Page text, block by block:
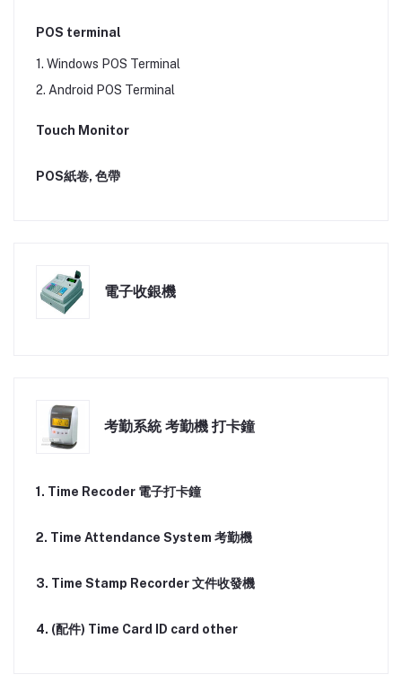
POS terminal
1. Windows POS Terminal
2. Android POS Terminal
Touch Monitor
POS紙卷, 色帶
電子收銀機
考勤系統 考勤機 打卡鐘
1. Time Recoder 電子打卡鐘
2. Time Attendance System 考勤機
3. Time Stamp Recorder 文件收發機
4. (配件) Time Card ID card other